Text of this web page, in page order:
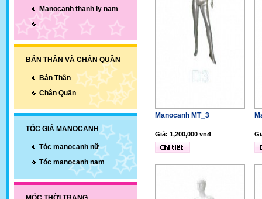
Manocanh thanh ly nam
BÁN THÂN VÀ CHÂN QUẦN
Bán Thân
Chân Quần
TÓC GIẢ MANOCANH
Tóc manocanh nữ
Tóc manocanh nam
Manocanh MT_3
Giá: 1,200,000 vnđ